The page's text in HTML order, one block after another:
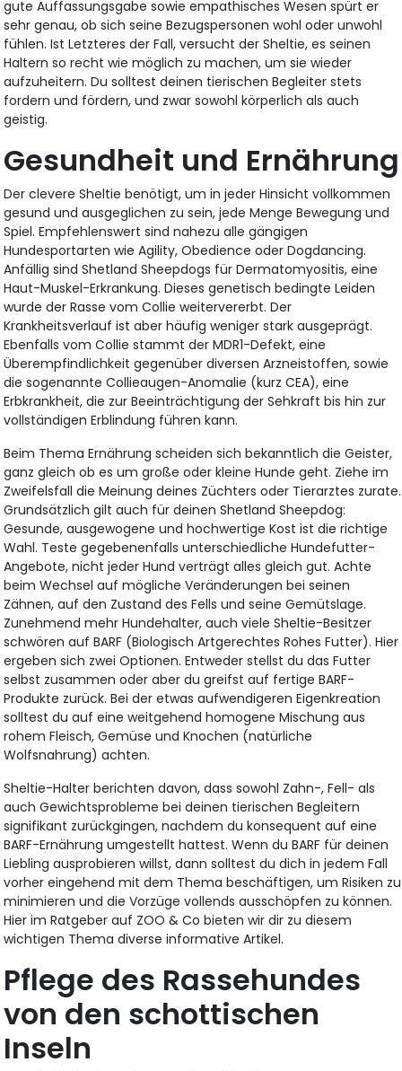
gute Auffassungsgabe sowie empathisches Wesen spürt er
sehr genau, ob sich seine Bezugspersonen wohl oder unwohl
fühlen. Ist Letzteres der Fall, versucht der Sheltie, es seinen
Haltern so recht wie möglich zu machen, um sie wieder
aufzuheitern. Du solltest deinen tierischen Begleiter stets
fordern und fördern, und zwar sowohl körperlich als auch
geistig.
Gesundheit und Ernährung
Der clevere Sheltie benötigt, um in jeder Hinsicht vollkommen
gesund und ausgeglichen zu sein, jede Menge Bewegung und
Spiel. Empfehlenswert sind nahezu alle gängigen
Hundesportarten wie Agility, Obedience oder Dogdancing.
Anfällig sind Shetland Sheepdogs für Dermatomyositis, eine
Haut-Muskel-Erkrankung. Dieses genetisch bedingte Leiden
wurde der Rasse vom Collie weitervererbt. Der
Krankheitsverlauf ist aber häufig weniger stark ausgeprägt.
Ebenfalls vom Collie stammt der MDR1-Defekt, eine
Überempfindlichkeit gegenüber diversen Arzneistoffen, sowie
die sogenannte Collieaugen-Anomalie (kurz CEA), eine
Erbkrankheit, die zur Beeinträchtigung der Sehkraft bis hin zur
vollständigen Erblindung führen kann.
Beim Thema Ernährung scheiden sich bekanntlich die Geister,
ganz gleich ob es um große oder kleine Hunde geht. Ziehe im
Zweifelsfall die Meinung deines Züchters oder Tierarztes zurate.
Grundsätzlich gilt auch für deinen Shetland Sheepdog:
Gesunde, ausgewogene und hochwertige Kost ist die richtige
Wahl. Teste gegebenenfalls unterschiedliche Hundefutter-
Angebote, nicht jeder Hund verträgt alles gleich gut. Achte
beim Wechsel auf mögliche Veränderungen bei seinen
Zähnen, auf den Zustand des Fells und seine Gemütslage.
Zunehmend mehr Hundehalter, auch viele Sheltie-Besitzer
schwören auf BARF (Biologisch Artgerechtes Rohes Futter). Hier
ergeben sich zwei Optionen. Entweder stellst du das Futter
selbst zusammen oder aber du greifst auf fertige BARF-
Produkte zurück. Bei der etwas aufwendigeren Eigenkreation
solltest du auf eine weitgehend homogene Mischung aus
rohem Fleisch, Gemüse und Knochen (natürliche
Wolfsnahrung) achten.
Sheltie-Halter berichten davon, dass sowohl Zahn-, Fell- als
auch Gewichtsprobleme bei deinen tierischen Begleitern
signifikant zurückgingen, nachdem du konsequent auf eine
BARF-Ernährung umgestellt hattest. Wenn du BARF für deinen
Liebling ausprobieren willst, dann solltest du dich in jedem Fall
vorher eingehend mit dem Thema beschäftigen, um Risiken zu
minimieren und die Vorzüge vollends ausschöpfen zu können.
Hier im Ratgeber auf ZOO & Co bieten wir dir zu diesem
wichtigen Thema diverse informative Artikel.
Pflege des Rassehundes
von den schottischen
Inseln